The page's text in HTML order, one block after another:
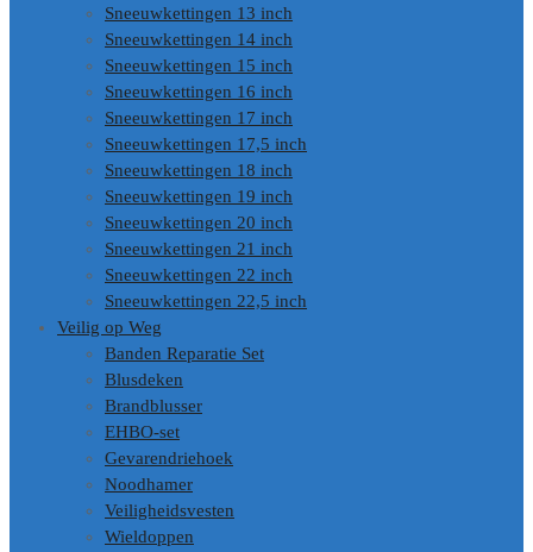
Sneeuwkettingen 13 inch
Sneeuwkettingen 14 inch
Sneeuwkettingen 15 inch
Sneeuwkettingen 16 inch
Sneeuwkettingen 17 inch
Sneeuwkettingen 17,5 inch
Sneeuwkettingen 18 inch
Sneeuwkettingen 19 inch
Sneeuwkettingen 20 inch
Sneeuwkettingen 21 inch
Sneeuwkettingen 22 inch
Sneeuwkettingen 22,5 inch
Veilig op Weg
Banden Reparatie Set
Blusdeken
Brandblusser
EHBO-set
Gevarendriehoek
Noodhamer
Veiligheidsvesten
Wieldoppen